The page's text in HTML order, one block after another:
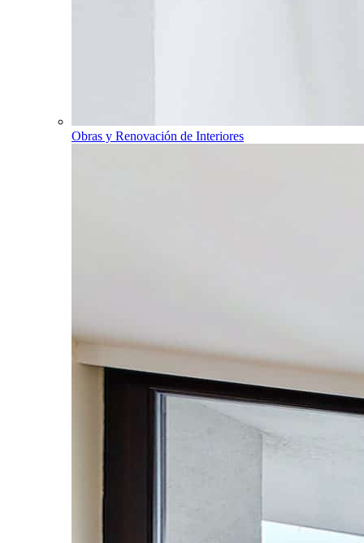
Obras y Renovación de Interiores